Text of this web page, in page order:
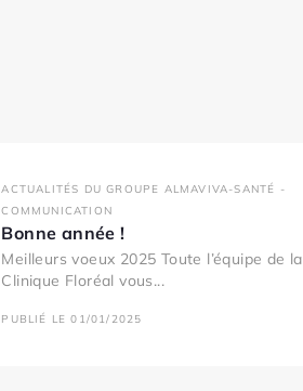
ACTUALITÉS DU GROUPE ALMAVIVA-SANTÉ -
COMMUNICATION
Bonne année !
Meilleurs voeux 2025 Toute l’équipe de la
Clinique Floréal vous...
PUBLIÉ LE 01/01/2025